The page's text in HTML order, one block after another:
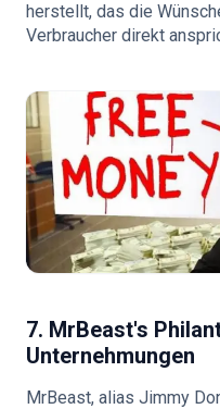
herstellt, das die
Verbraucher direkt
7. MrBeast's
Unternehmungen
MrBeast, alias Jimmy